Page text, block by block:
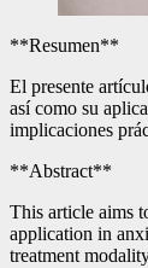
**Resumen**
El presente
así como su
implicaciones
**Abstract**
This article aims
application in
treatment